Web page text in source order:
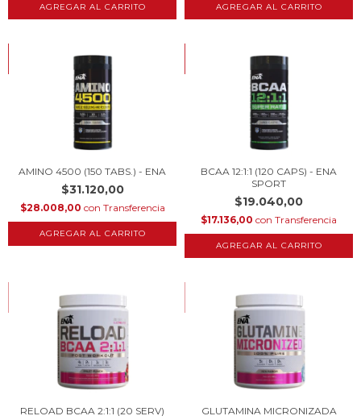
AGREGAR AL CARRITO
HASTA 10% OFF
COMPRANDO EN CANTIDAD
AMINO 4500 (150 TABS.) - ENA
$31.120,00
$28.008,00 con Transferencia
HASTA 10% OFF
COMPRANDO EN CANTIDAD
BCAA 12:1:1 (120 CAPS) - ENA
SPORT
$19.040,00
$17.136,00 con Transferencia
HASTA 10% OFF
COMPRANDO EN CANTIDAD
RELOAD BCAA 2:1:1 (20 SERV)
HASTA 10% OFF
COMPRANDO EN CANTIDAD
GLUTAMINA MICRONIZADA